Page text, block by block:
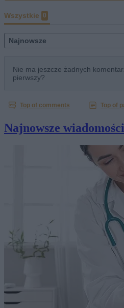
Najnowsze wiadomości